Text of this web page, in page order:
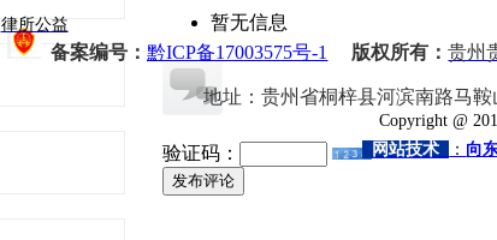
暂无信息
验证码：
发布评论
律所公益
备案编号：黔ICP备17003575号-1 版权所有：贵州
地址： 贵州省桐梓县河滨南路马
Copyright @
网站技术
： 向